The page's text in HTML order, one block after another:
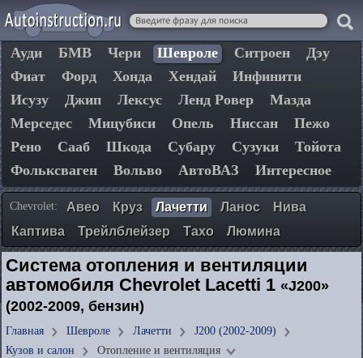
Ауди БМВ Чери Шевроле Ситроен
Дэу
Фиат
Форд Хонда Хендай
Инфинити
Исузу
Джип Лексус Ленд Ровер
Мазда
Мерседес
Мицубиси Опель Ниссан
Пежо
Рено
Сааб Шкода Субару Сузуки
Тойота
Фольксваген
Вольво АвтоВАЗ Интересное
Chevrolet: Авео Круз Лачетти Ланос
Нива
Каптива
Трейлблейзер Тахо Люмина
Система отопления и вентиляции
автомобиля Chevrolet Lacetti 1 «J200»
(2002-2009, бензин)
Главная Шевроле Лачетти
J200 (2002-2009)
Кузов и салон
Отопление и вентиляция